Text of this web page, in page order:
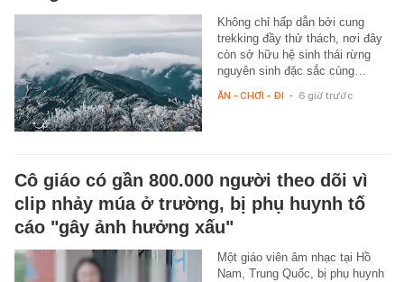
Không chỉ hấp dẫn bởi cung
trekking đầy thử thách, nơi đây
còn sở hữu hệ sinh thái rừng
nguyên sinh đặc sắc cùng…
ĂN - CHƠI - ĐI - 6 giờ trước
Cô giáo có gần 800.000 người theo dõi vì
clip nhảy múa ở trường, bị phụ huynh tố
cáo "gây ảnh hưởng xấu"
Một giáo viên âm nhạc tại Hồ
Nam, Trung Quốc, bị phụ huynh